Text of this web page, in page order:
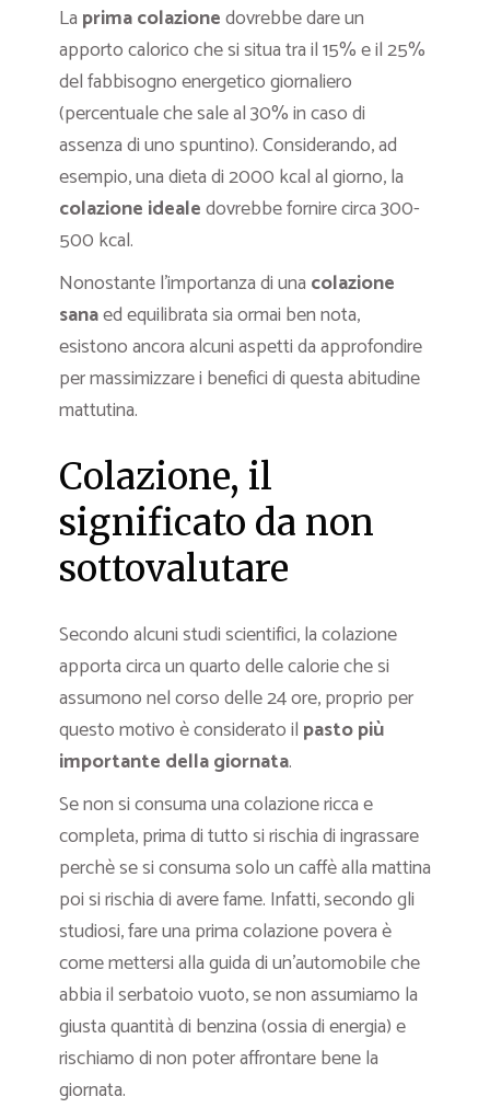
La prima colazionedovrebbe dare un
apporto calorico che si situa tra il 15% e il 25%
del fabbisogno energetico giornaliero
(percentuale che sale al 30% in caso di
assenza di uno spuntino). Considerando, ad
esempio, una dieta di 2000 kcal al giorno, la
colazione idealedovrebbe fornire circa 300-
500 kcal.
Nonostante l’importanza di una colazione
sanaed equilibrata sia ormai ben nota,
esistono ancora alcuni aspetti da approfondire
per massimizzare i benefici di questa abitudine
mattutina.
Colazione, il
significato da non
sottovalutare
Secondo alcuni studi scientifici, la colazione
apporta circa un quarto delle calorie che si
assumono nel corso delle 24 ore, proprio per
questo motivo è considerato il pasto più
importante della giornata.
Se non si consuma una colazione ricca e
completa, prima di tutto si rischia di ingrassare
perchè se si consuma solo un caffè alla mattina
poi si rischia di avere fame. Infatti, secondo gli
studiosi, fare una prima colazione povera è
come mettersi alla guida di un’automobile che
abbia il serbatoio vuoto, se non assumiamo la
giusta quantità di benzina (ossia di energia) e
rischiamo di non poter affrontare bene la
giornata.